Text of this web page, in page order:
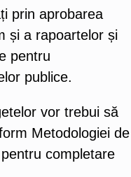
prin aprobarea
și a rapoartelor și
pentru
publice.
vor trebui să
Metodologiei de
completare